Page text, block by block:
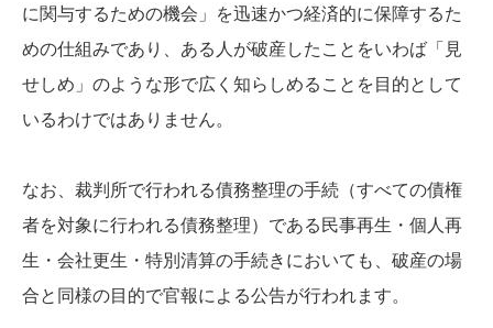
に関与するための機会」を迅速かつ経済的に保障するた
めの仕組みであり、ある人が破産したことをいわば「見
せしめ」のような形で広く知らしめることを目的として
いるわけではありません。
なお、裁判所で行われる債務整理の手続（すべての債権
者を対象に行われる債務整理）である民事再生・個人再
生・会社更生・特別清算の手続きにおいても、破産の場
合と同様の目的で官報による公告が行われます。